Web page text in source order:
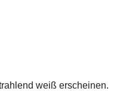
weiß erscheinen.